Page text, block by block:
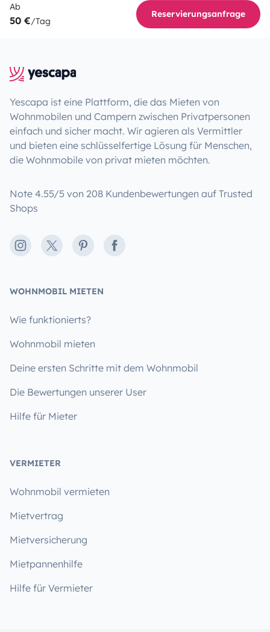
Ab
50 €/Tag
Reservierungsanfrage
Yescapa ist eine Plattform, die das Mieten von
Wohnmobilen und Campern zwischen Privatpersonen
einfach und sicher macht. Wir agieren als Vermittler
und bieten eine schlüsselfertige Lösung für Menschen,
die Wohnmobile von privat mieten möchten.
Note 4.55/5 von 208 Kundenbewertungen auf Trusted
Shops
Instagram
X PinterestFacebook
WOHNMOBIL MIETEN
Wie funktionierts?
Wohnmobil mieten
Deine ersten Schritte mit dem Wohnmobil
Die Bewertungen unserer User
Hilfe für Mieter
VERMIETER
Wohnmobil vermieten
Mietvertrag
Mietversicherung
Mietpannenhilfe
Hilfe für Vermieter